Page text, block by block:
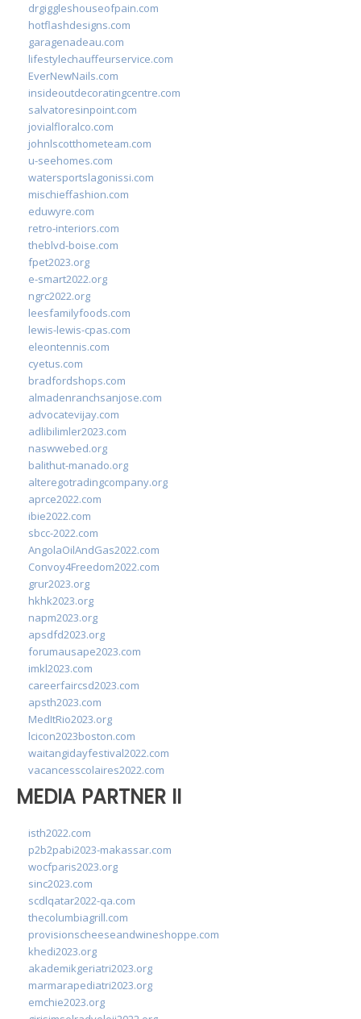
drgiggleshouseofpain.com
hotflashdesigns.com
garagenadeau.com
lifestylechauffeurservice.com
EverNewNails.com
insideoutdecoratingcentre.com
salvatoresinpoint.com
jovialfloralco.com
johnlscotthometeam.com
u-seehomes.com
watersportslagonissi.com
mischieffashion.com
eduwyre.com
retro-interiors.com
theblvd-boise.com
fpet2023.org
e-smart2022.org
ngrc2022.org
leesfamilyfoods.com
lewis-lewis-cpas.com
eleontennis.com
cyetus.com
bradfordshops.com
almadenranchsanjose.com
advocatevijay.com
adlibilimler2023.com
naswwebed.org
balithut-manado.org
alteregotradingcompany.org
aprce2022.com
ibie2022.com
sbcc-2022.com
AngolaOilAndGas2022.com
Convoy4Freedom2022.com
grur2023.org
hkhk2023.org
napm2023.org
apsdfd2023.org
forumausape2023.com
imkl2023.com
careerfaircsd2023.com
apsth2023.com
MedItRio2023.org
lcicon2023boston.com
waitangidayfestival2022.com
vacancesscolaires2022.com
MEDIA PARTNER II
isth2022.com
p2b2pabi2023-makassar.com
wocfparis2023.org
sinc2023.com
scdlqatar2022-qa.com
thecolumbiagrill.com
provisionscheeseandwineshoppe.com
khedi2023.org
akademikgeriatri2023.org
marmarapediatri2023.org
emchie2023.org